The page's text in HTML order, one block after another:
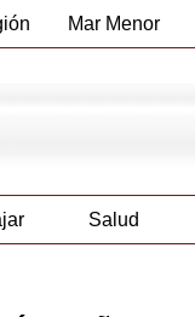
Mar Menor
Salud